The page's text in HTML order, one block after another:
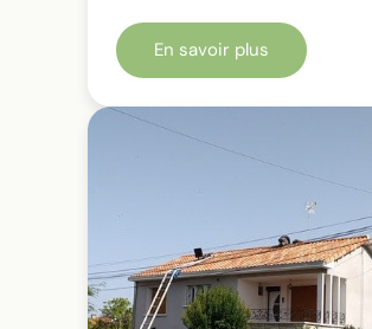
En savoir plus